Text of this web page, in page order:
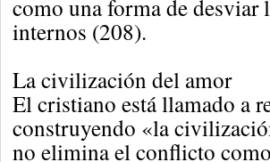
como una forma de desviar
internos (208).
La civilización del amor
El cristiano está llamado a
construyendo «la
no elimina el conflicto